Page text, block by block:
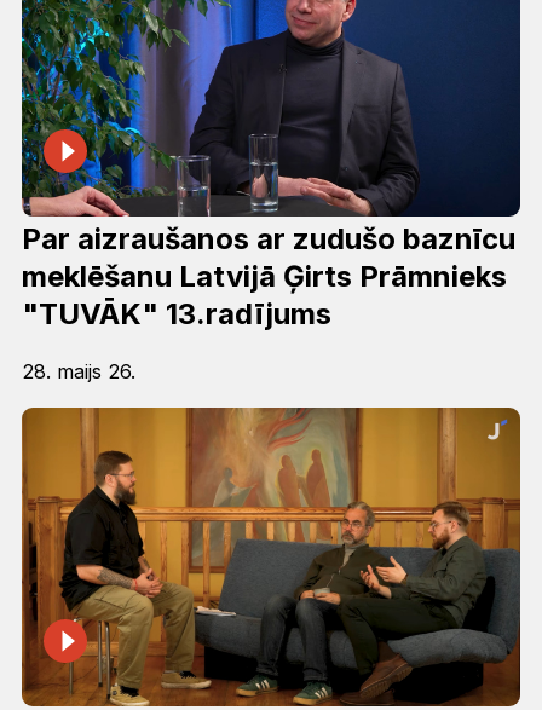
Par aizraušanos ar zudušo baznīcu
meklēšanu Latvijā Ģirts Prāmnieks
"TUVĀK" 13.radījums
28. maijs 26.